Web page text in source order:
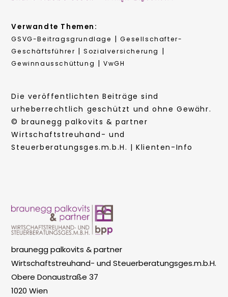
Verwandte Themen:
GSVG-Beitragsgrundlage |Gesellschafter-
Geschäftsführer |Sozialversicherung
Gewinnausschüttung |VwGH
Die veröffentlichten Beiträge sind
urheberrechtlich geschützt und ohne Gewähr.
© braunegg palkovits & partner
Wirtschaftstreuhand- und
Steuerberatungsges.m.b.H. | Klienten-Info
braunegg palkovits & partner
Wirtschaftstreuhand- und Steuerberatungsges.m.b.H.
Obere Donaustraße 37
1020 Wien